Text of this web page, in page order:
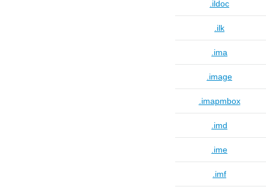
.ildoc
.ilk
.ima
.image
.imapmbox
.imd
.ime
.imf